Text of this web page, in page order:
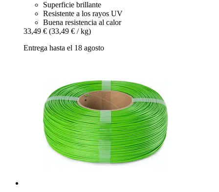
Superficie brillante
Resistente a los rayos UV
Buena resistencia al calor
33,49 € (33,49 € / kg)
Entrega hasta el 18 agosto